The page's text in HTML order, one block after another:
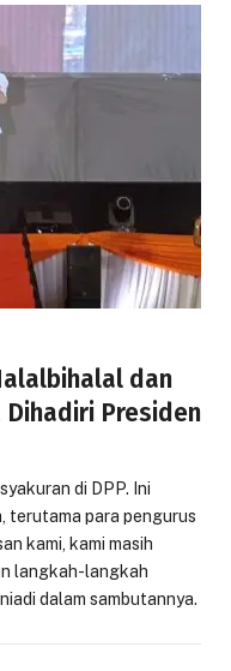
dan
Presiden
di DPP. Ini
terutama para pengurus
kami, kami masih
langkah-langkah
dalam sambutannya.